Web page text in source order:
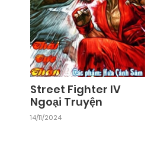
Street Fighter IV
Ngoại Truyện
14/11/2024